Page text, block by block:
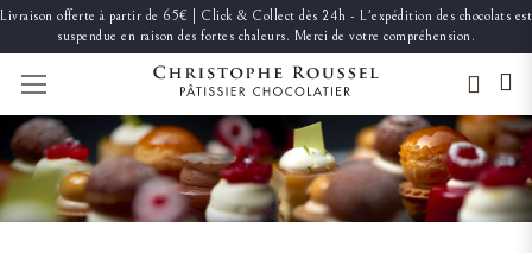
Livraison offerte à partir de 65€ | Click & Collect dès 24h - L'expédition des chocolats est
suspendue en raison des fortes chaleurs. Merci de votre compréhension.